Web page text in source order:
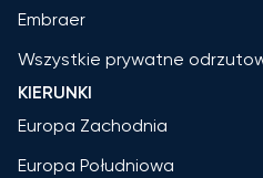
Embraer
Wszystkie prywatne
KIERUNKI
Europa Zachodnia
Europa Południowa